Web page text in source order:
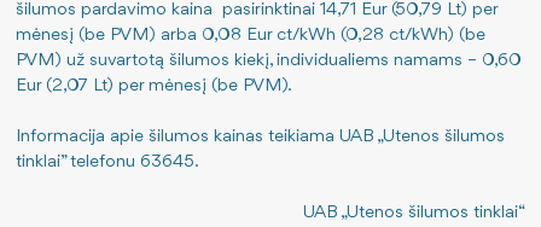
šilumos pardavimo kaina pasirinktinai 14,71 Eur (50,79 Lt) per
mėnesį (be PVM) arba 0,08 Eur ct/kWh (0,28 ct/kWh) (be
PVM) už suvartotą šilumos kiekį, individualiems namams – 0,60
Eur (2,07 Lt) per mėnesį (be PVM).
Informacija apie šilumos kainas teikiama UAB „Utenos šilumos
tinklai” telefonu 63645.
UAB „Utenos šilumos tinklai“